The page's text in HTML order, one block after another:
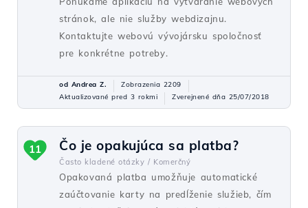
stránok, ale nie služby webdizajnu.
Kontaktujte webovú vývojársku spoločnosť
pre konkrétne potreby.
od Andrea Z.
Zobrazenia 2209
Aktualizované pred 3 rokmi
Zverejnené dňa 25/07/2018
Čo je opakujúca sa platba?
Často kladené otázky / Komerčný
Opakovaná platba umožňuje automatické
zaúčtovanie karty na predĺženie služieb, čím
11